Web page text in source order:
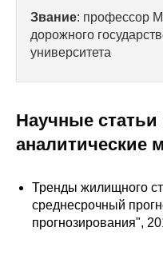
Сотрудники
Отчетность
Публикации
Звание: профессор
дорожного
университета
Научные статьи
аналитические
Тренды жилищного
среднесрочный
прогнозирования",